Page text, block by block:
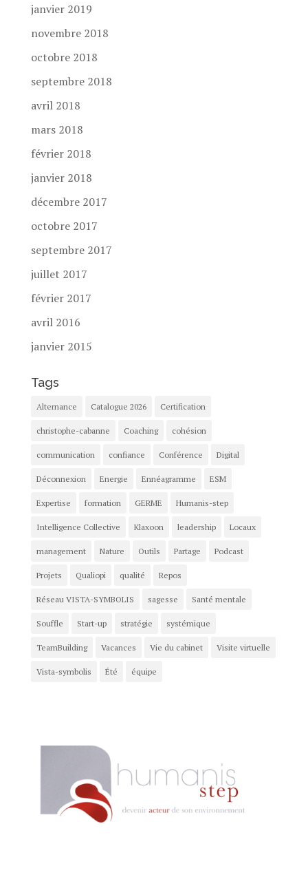
janvier 2019
novembre 2018
octobre 2018
septembre 2018
avril 2018
mars 2018
février 2018
janvier 2018
décembre 2017
octobre 2017
septembre 2017
juillet 2017
février 2017
avril 2016
janvier 2015
Tags
Alternance Catalogue 2026 Certification
christophe-cabanne Coaching cohésion
communication confiance Conférence Digital
Déconnexion Energie Ennéagramme ESM
Expertise formation GERME Humanis-step
Intelligence Collective Klaxoon leadership Locaux
management Nature Outils Partage Podcast
Projets Qualiopi qualité Repos
Réseau VISTA-SYMBOLIS sagesse Santé mentale
Souffle Start-up stratégie systémique
TeamBuilding Vacances Vie du cabinet Visite virtuelle
Vista-symbolis Été équipe